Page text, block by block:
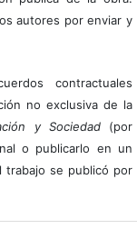
autores por enviar y
contractuales
no exclusiva de la
y Sociedad(por
o publicarlo en un
trabajo se publicó por